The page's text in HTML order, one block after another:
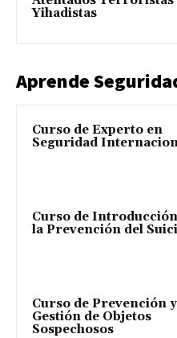
Yihadistas
Aprende
Curso de Experto en
Seguridad
Curso de
la Prevención del
Curso de Prevención y
Gestión de Objetos
Sospechosos